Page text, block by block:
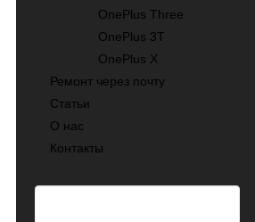
OnePlus Three
OnePlus 3T
OnePlus X
Ремонт через почту
Статьи
О нас
Контакты